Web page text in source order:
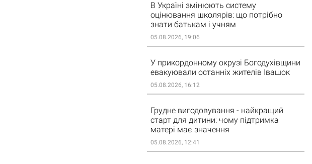
В Україні змінюють систему
оцінювання школярів: що потрібно
знати батькам і учням
05.08.2026, 19:06
У прикордонному окрузі Богодухівщини
евакуювали останніх жителів Івашок
05.08.2026, 16:12
Грудне вигодовування - найкращий
старт для дитини: чому підтримка
матері має значення
05.08.2026, 12:41